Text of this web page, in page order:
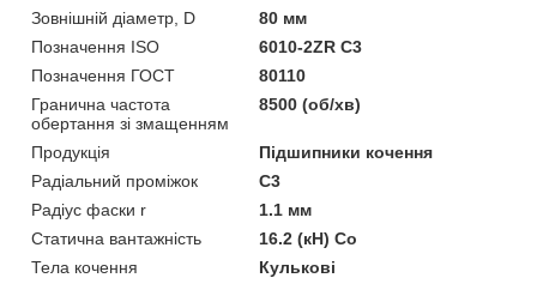
Зовнішній діаметр, D
80 мм
Позначення ISO
6010-2ZR C3
Позначення ГОСТ
80110
Гранична частота
обертання зі змащенням
8500 (об/хв)
Продукція
Підшипники кочення
Радіальний проміжок
C3
Радіус фаски r
1.1 мм
Статична вантажність
16.2 (кН) Co
Тела кочення
Кулькові